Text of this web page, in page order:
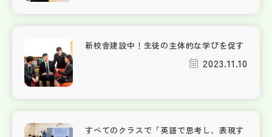
新校舎建設中！生徒の主体的な学びを促す
2023.11.10
すべてのクラスで「英語で思考し、表現す